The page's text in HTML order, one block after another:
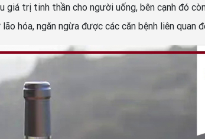
trị tinh thần cho người uống, bên cạnh đó
hóa, ngăn ngừa được các căn bệnh liên quan